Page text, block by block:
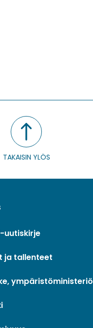
TAKAISIN YLÖS
uutiskirje
ja tallenteet
ympäristöministeriö